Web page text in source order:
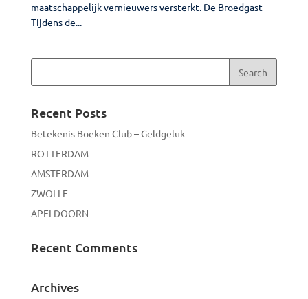
maatschappelijk vernieuwers versterkt. De Broedgast
Tijdens de...
Recent Posts
Betekenis Boeken Club – Geldgeluk
ROTTERDAM
AMSTERDAM
ZWOLLE
APELDOORN
Recent Comments
Archives